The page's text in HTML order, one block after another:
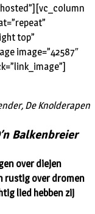
top”
image=”42587″
De Knolderapen
Balkenbreier
over diejen
rustig over dromen
lied hebben zij